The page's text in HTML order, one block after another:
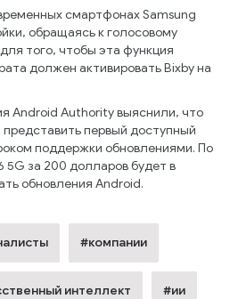
смартфонах Samsung
обращаясь к голосовому
того, чтобы эта функция
должен активировать Bixby на
Android Authority выяснили, что
первый доступный
поддержки обновлениями. По
5G за 200 долларов будет в
обновления Android.
#компании
интеллект #ии